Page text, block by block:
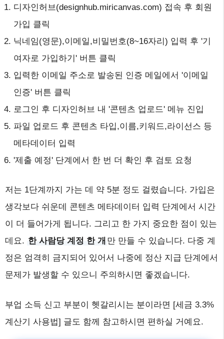
디자인허브(designhub.miricanvas.com) 접속 후 회원
가입 클릭
닉네임(영문),이메일,비밀번호(8~16자리) 입력 후 '기
여자로 가입하기' 버튼 클릭
입력한 이메일 주소로 발송된 인증 메일에서 '이메일
인증' 버튼 클릭
로그인 후 디자인허브 내 '콘텐츠 업로드' 메뉴 진입
파일 업로드 후 콘텐츠 타입,이름,키워드,라이선스 등
메타데이터 입력
'제출 예정' 단계에서 한 번 더 확인 후 검토 요청
저는 1단계까지 가는 데 약 5분 정도 걸렸습니다. 가입은
생각보다 쉬운데 콘텐츠 메타데이터 입력 단계에서 시간
이 더 들어가게 됩니다. 그리고 한 가지 중요한 점이 있는
데요. 한 사람당 계정 한 개 만 만들 수 있습니다. 다중 계
정은 엄격히 금지되어 있어서 나중에 정산 지급 단계에서
문제가 발생할 수 있으니 주의하시면 좋겠습니다.
부업 소득 신고 부분이 헷갈리시는 분이라면 [세금 3.3%
계산기 사용법] 글도 함께 참고하시면 편하실 거예요.